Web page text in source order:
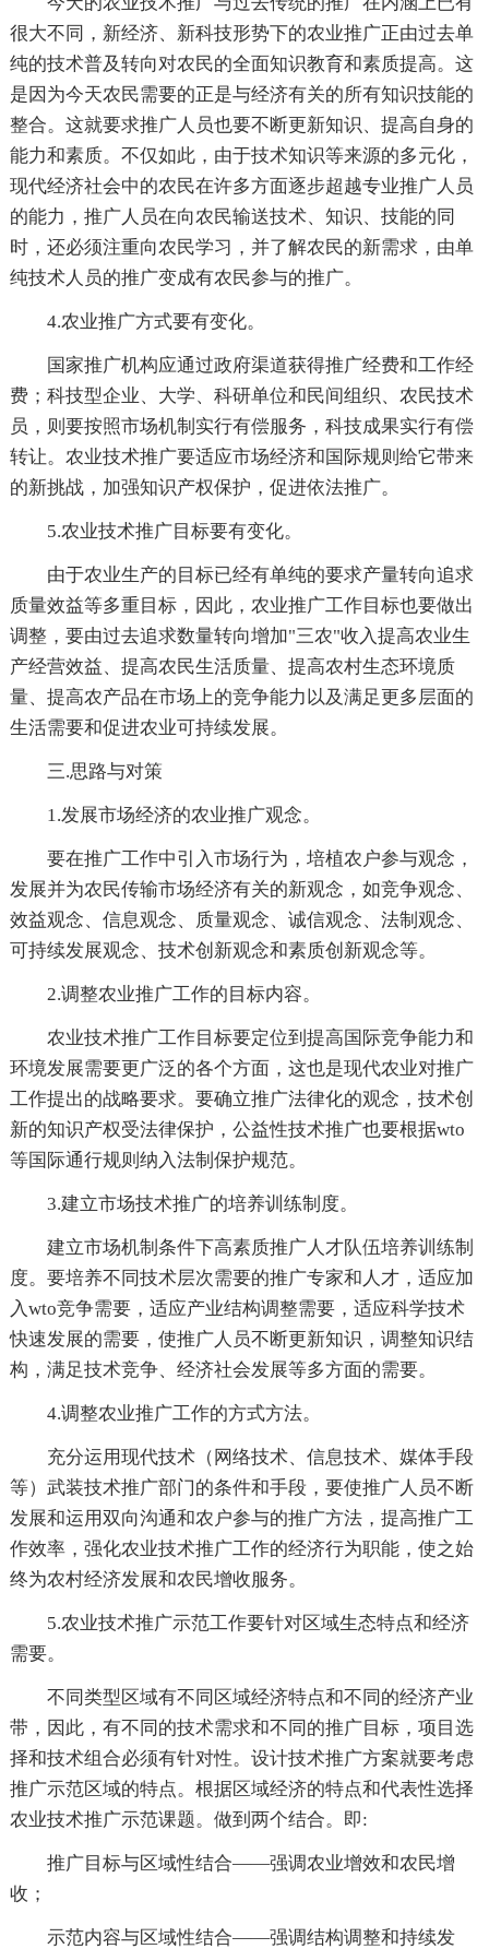
很大不同，新经济、新科技形势下的农业推广正由过去单
纯的技术普及转向对农民的全面知识教育和素质提高。这
是因为今天农民需要的正是与经济有关的所有知识技能的
整合。这就要求推广人员也要不断更新知识、提高自身的
能力和素质。不仅如此，由于技术知识等来源的多元化，
现代经济社会中的农民在许多方面逐步超越专业推广人员
的能力，推广人员在向农民输送技术、知识、技能的同
时，还必须注重向农民学习，并了解农民的新需求，由单
纯技术人员的推广变成有农民参与的推广。
4.农业推广方式要有变化。
国家推广机构应通过政府渠道获得推广经费和工作经
费；科技型企业、大学、科研单位和民间组织、农民技术
员，则要按照市场机制实行有偿服务，科技成果实行有偿
转让。农业技术推广要适应市场经济和国际规则给它带来
的新挑战，加强知识产权保护，促进依法推广。
5.农业技术推广目标要有变化。
由于农业生产的目标已经有单纯的要求产量转向追求
质量效益等多重目标，因此，农业推广工作目标也要做出
调整，要由过去追求数量转向增加"三农"收入提高农业生
产经营效益、提高农民生活质量、提高农村生态环境质
量、提高农产品在市场上的竞争能力以及满足更多层面的
生活需要和促进农业可持续发展。
三.思路与对策
1.发展市场经济的农业推广观念。
要在推广工作中引入市场行为，培植农户参与观念，
发展并为农民传输市场经济有关的新观念，如竞争观念、
效益观念、信息观念、质量观念、诚信观念、法制观念、
可持续发展观念、技术创新观念和素质创新观念等。
2.调整农业推广工作的目标内容。
农业技术推广工作目标要定位到提高国际竞争能力和
环境发展需要更广泛的各个方面，这也是现代农业对推广
工作提出的战略要求。要确立推广法律化的观念，技术创
新的知识产权受法律保护，公益性技术推广也要根据wto
等国际通行规则纳入法制保护规范。
3.建立市场技术推广的培养训练制度。
建立市场机制条件下高素质推广人才队伍培养训练制
度。要培养不同技术层次需要的推广专家和人才，适应加
入wto竞争需要，适应产业结构调整需要，适应科学技术
快速发展的需要，使推广人员不断更新知识，调整知识结
构，满足技术竞争、经济社会发展等多方面的需要。
4.调整农业推广工作的方式方法。
充分运用现代技术（网络技术、信息技术、媒体手段
等）武装技术推广部门的条件和手段，要使推广人员不断
发展和运用双向沟通和农户参与的推广方法，提高推广工
作效率，强化农业技术推广工作的经济行为职能，使之始
终为农村经济发展和农民增收服务。
5.农业技术推广示范工作要针对区域生态特点和经济
需要。
不同类型区域有不同区域经济特点和不同的经济产业
带，因此，有不同的技术需求和不同的推广目标，项目选
择和技术组合必须有针对性。设计技术推广方案就要考虑
推广示范区域的特点。根据区域经济的特点和代表性选择
农业技术推广示范课题。做到两个结合。即:
推广目标与区域性结合——强调农业增效和农民增
收；
示范内容与区域性结合——强调结构调整和持续发